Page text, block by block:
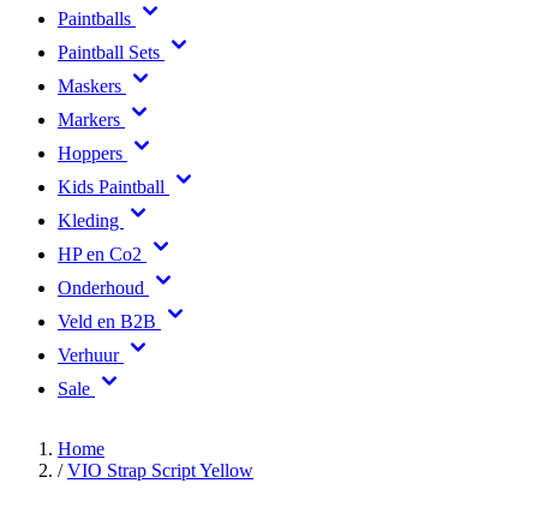
Paintballs
Paintball Sets
Maskers
Markers
Hoppers
Kids Paintball
Kleding
HP en Co2
Onderhoud
Veld en B2B
Verhuur
Sale
Home
/ VIO Strap Script Yellow